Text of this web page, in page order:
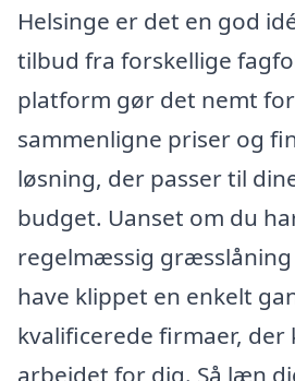
Helsinge er det en god
tilbud fra forskellige
platform gør det nemt
sammenligne priser og
løsning, der passer til
budget. Uanset om du
regelmæssig græsslåning
have klippet en enkelt
kvalificerede firmaer, der
arbejdet for dig. Så læn